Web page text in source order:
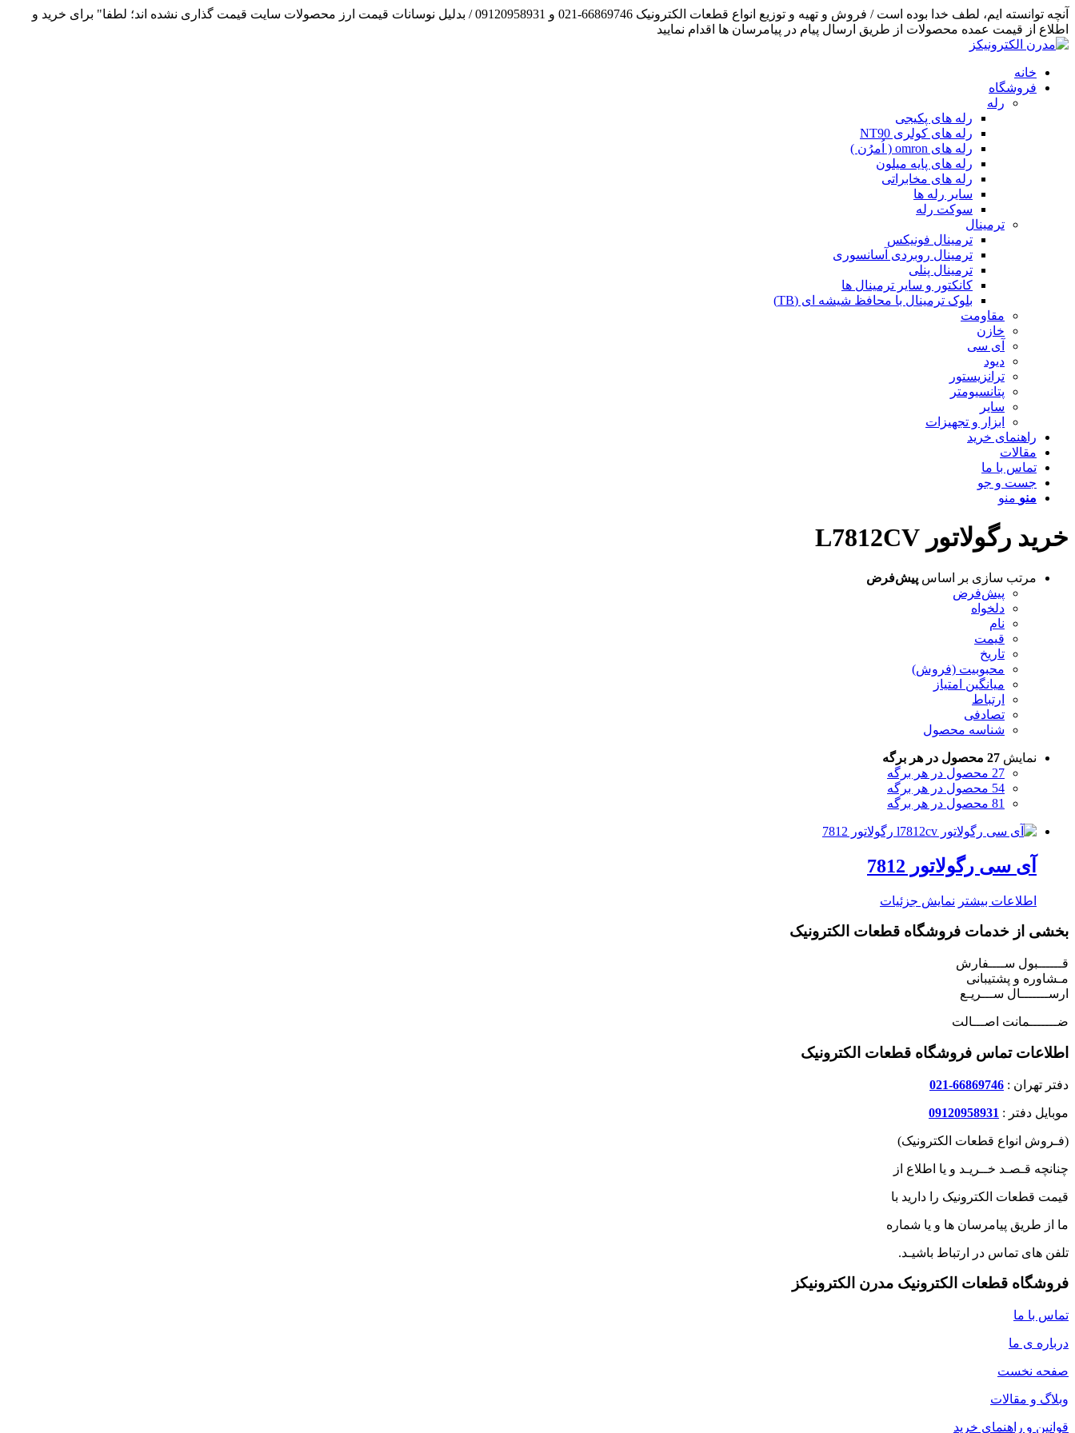
آنچه توانسته ایم، لطف خدا بوده است / فروش و تهیه و توزیع انواع قطعات الکترونیک 66869746-021 و 09120958931 / بدلیل نوسانات قیمت ارز محصولات سایت قیمت گذاری نشده اند؛ لطفا" برای خرید و
اطلاع از قیمت عمده محصولات از طریق ارسال پیام در پیامرسان ها اقدام نمایید
خانه
فروشگاه
رله
رله های پکیجی
رله های کولری NT90
رله های omron ( اُمرُن )
رله های پایه میلون
رله های مخابراتی
سایر رله ها
سوکت رله
ترمینال
ترمینال فونیکس
ترمینال روبردی آسانسوری
ترمینال پنلی
کانکتور و سایر ترمینال ها
بلوک ترمینال با محافظ شیشه ای (TB)
مقاومت
خازن
آی سی
دیود
ترانزیستور
پتانسیومتر
سایر
ابزار و تجهیزات
راهنمای خرید
مقالات
تماس با ما
جست و جو
منو منو
خرید رگولاتور L7812CV
مرتب سازی بر اساس پیش‌فرض
پیش‌فرض
دلخواه
نام
قیمت
تاریخ
محبوبیت (فروش)
میانگین امتیاز
ارتباط
تصادفی
شناسه محصول
نمایش 27 محصول در هر برگه
27 محصول در هر برگه
54 محصول در هر برگه
81 محصول در هر برگه
آی سی رگولاتور 7812
اطلاعات بیشتر نمایش جزئیات
بخشی از خدمات فروشگاه قطعات الکترونیک
قــــــبول ســــفارش
مـشاوره و پشتیبانی
ارســـــــال ســـریـع
ضـــــــمانت اصـــالت
اطلاعات تماس فروشگاه قطعات الکترونیک
دفتر تهران : 66869746-021
موبایل دفتر : 09120958931
(فـروش انواع قطعات الکترونیک)
چنانچه قـصـد خــریـد و یا اطلاع از
قیمت قطعات الکترونیک را دارید با
ما از طریق پیامرسان ها و یا شماره
تلفن های تماس در ارتباط باشیـد.
فروشگاه قطعات الکترونیک مدرن الکترونیکز
تماس با ما
درباره ی ما
صفحه نخست
وبلاگ و مقالات
قوانین و راهنمای خرید